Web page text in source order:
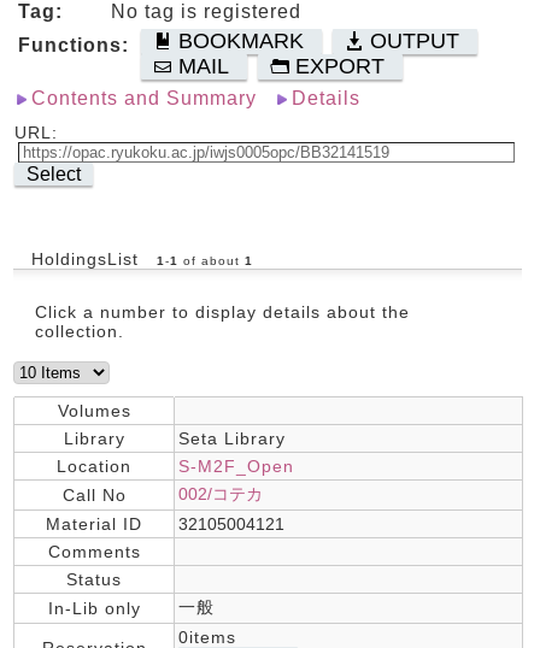
Tag:
No tag is registered
Functions:
BOOKMARK
OUTPUT
MAIL
EXPORT
Contents and Summary Details
URL:
Select
HoldingsList 1 -1 of about 1
Click a number to display details about the
collection.
Volumes
Library
Seta Library
Location
S-M2F_Open
Call No
002/コテカ
Material ID
32105004121
Comments
Status
In-Lib only
一般
0items